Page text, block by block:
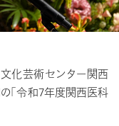
化芸術センター関西
「令和7年度関西医科